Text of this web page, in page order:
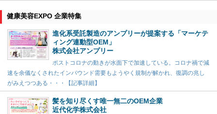
健康美容EXPO 企業特集
進化系受託製造のアンプリーが提案する「マーケテ
ィング連動型OEM」
株式会社アンプリー
ポストコロナの動きが水面下で加速している。コロナ禍で減
速を余儀なくされたインバウンド需要もようやく規制が解かれ、復調の兆し
がみえつつある・・・【記事詳細】
髪を知り尽くす唯一無二のOEM企業
近代化学株式会社